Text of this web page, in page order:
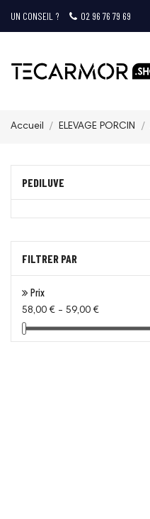
UN CONSEIL ? 02 96 76 79 69
Accueil ELEVAGE PORCIN
PEDILUVE
FILTRER PAR
Prix
58,00 € - 59,00 €